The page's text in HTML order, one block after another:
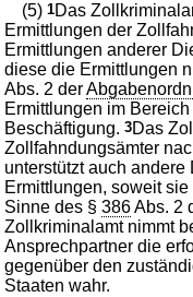
(5)1Das
Ermittlungen der
Ermittlungen anderer
diese die Ermittlungen
Abs. 2 der
Ermittlungen im
Beschäftigung.3Das
Zollfahndungsämter
unterstützt auch
Ermittlungen, soweit
Sinne des §386Abs. 2
Zollkriminalamt nimmt
Ansprechpartner die
gegenüber den
Staaten wahr.